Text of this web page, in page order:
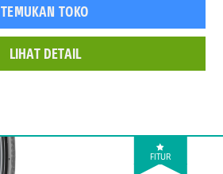
TEMUKAN TOKO
LIHAT DETAIL
FITUR